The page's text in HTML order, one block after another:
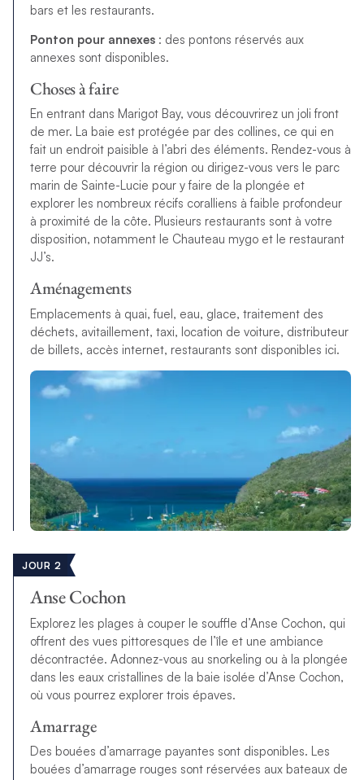
bars et les restaurants.
Ponton pour annexes: des pontons réservés aux
annexes sont disponibles.
Choses à faire
En entrant dans Marigot Bay, vous découvrirez un joli front
de mer. La baie est protégée par des collines, ce qui en
fait un endroit paisible à l’abri des éléments. Rendez-vous à
terre pour découvrir la région ou dirigez-vous vers le parc
marin de Sainte-Lucie pour y faire de la plongée et
explorer les nombreux récifs coralliens à faible profondeur
à proximité de la côte. Plusieurs restaurants sont à votre
disposition, notamment le Chauteau mygo et le restaurant
JJ’s.
Aménagements
Emplacements à quai, fuel, eau, glace, traitement des
déchets, avitaillement, taxi, location de voiture, distributeur
de billets, accès internet, restaurants sont disponibles ici.
JOUR 2
Anse Cochon
Explorez les plages à couper le souffle d’Anse Cochon, qui
offrent des vues pittoresques de l’île et une ambiance
décontractée. Adonnez-vous au snorkeling ou à la plongée
dans les eaux cristallines de la baie isolée d’Anse Cochon,
où vous pourrez explorer trois épaves.
Amarrage
Des bouées d’amarrage payantes sont disponibles. Les
bouées d’amarrage rouges sont réservées aux bateaux de